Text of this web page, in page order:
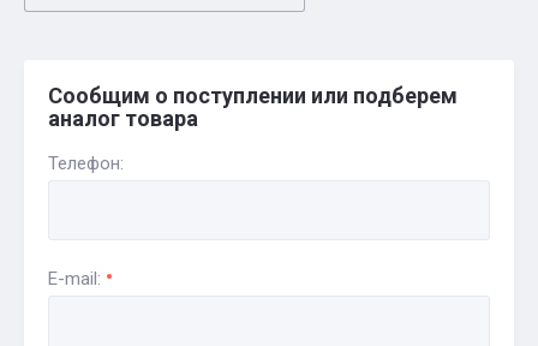
Сообщим о поступлении или подберем
аналог товара
Телефон:
E-mail: